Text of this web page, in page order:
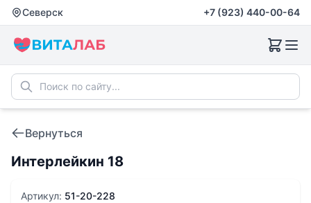
Северск +7 (923) 440-00-64
Вернуться
Интерлейкин 18
Артикул: 51-20-228